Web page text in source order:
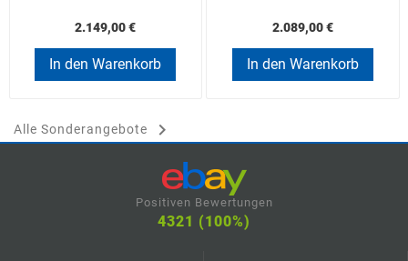
2.149,00 €
In den Warenkorb
2.089,00 €
In den Warenkorb
Alle Sonderangebote 
Positiven Bewertungen
4321 (100%)